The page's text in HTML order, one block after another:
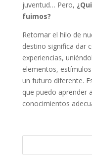
juventud… Pero,
fuimos?
Retomar el hilo de
destino significa dar
experiencias,
elementos,
un futuro diferente.
que puedo aprender
conocimientos